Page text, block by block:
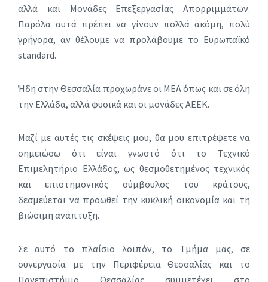
αλλά και Μονάδες Επεξεργασίας Απορριμμάτων.
Παρόλα αυτά πρέπει να γίνουν πολλά ακόμη, πολύ
γρήγορα, αν θέλουμε να προλάβουμε το Ευρωπαϊκό
standard.
Ήδη στην Θεσσαλία προχωράνε οι ΜΕΑ όπως και σε όλη
την Ελλάδα, αλλά φυσικά και οι μονάδες ΑΕΕΚ.
Μαζί με αυτές τις σκέψεις μου, θα μου επιτρέψετε να
σημειώσω ότι είναι γνωστό ότι το Τεχνικό
Επιμελητήριο Ελλάδος, ως θεσμοθετημένος τεχνικός
και επιστημονικός σύμβουλος του κράτους,
δεσμεύεται να προωθεί την κυκλική οικονομία και τη
βιώσιμη ανάπτυξη.
Σε αυτό το πλαίσιο λοιπόν, το Τμήμα μας, σε
συνεργασία με την Περιφέρεια Θεσσαλίας και το